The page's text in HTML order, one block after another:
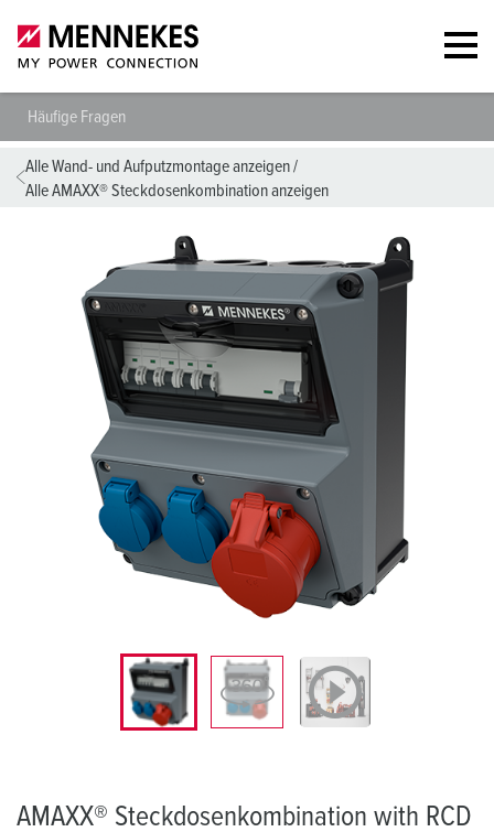
Häufige Fragen
Alle Wand- und Aufputzmontage anzeigen/
Alle AMAXX® Steckdosenkombination anzeigen
AMAXX® Steckdosenkombination with RCD